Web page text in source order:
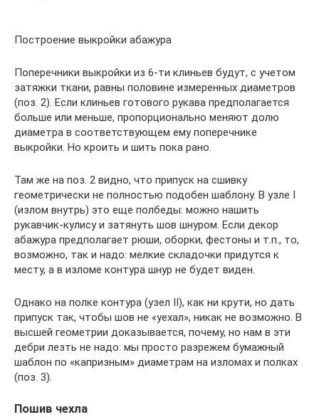
Построение выкройки абажура
Поперечники выкройки из 6-ти клиньев будут, с учетом
затяжки ткани, равны половине измеренных диаметров
(поз. 2). Если клиньев готового рукава предполагается
больше или меньше, пропорционально меняют долю
диаметра в соответствующем ему поперечнике
выкройки. Но кроить и шить пока рано.
Там же на поз. 2 видно, что припуск на сшивку
геометрически не полностью подобен шаблону. В узле I
(излом внутрь) это еще полбеды: можно нашить
рукавчик-кулису и затянуть шов шнуром. Если декор
абажура предполагает рюши, оборки, фестоны и т.п., то,
возможно, так и надо: мелкие складочки придутся к
месту, а в изломе контура шнур не будет виден.
Однако на полке контура (узел II), как ни крути, но дать
припуск так, чтобы шов не «уехал», никак не возможно. В
высшей геометрии доказывается, почему, но нам в эти
дебри лезть не надо: мы просто разрежем бумажный
шаблон по «капризным» диаметрам на изломах и полках
(поз. 3).
Пошив чехла